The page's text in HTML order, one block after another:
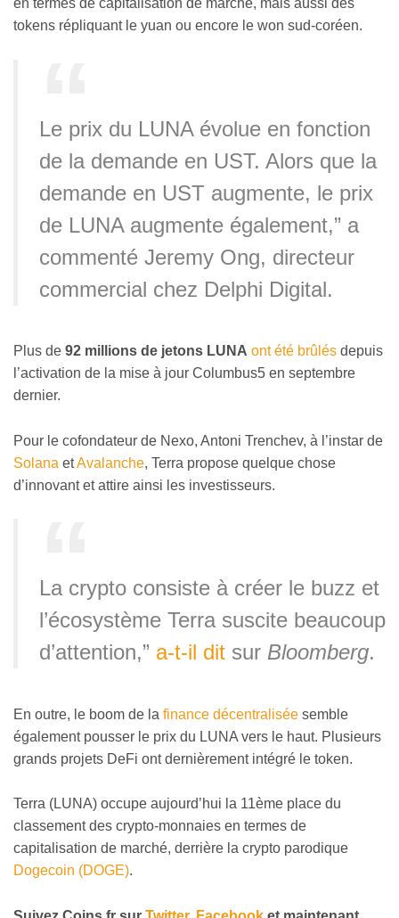
en termes de capitalisation de marché, mais aussi des
tokens répliquant le yuan ou encore le won sud-coréen.
Le prix du LUNA évolue en fonction
de la demande en UST. Alors que la
demande en UST augmente, le prix
de LUNA augmente également,” a
commenté Jeremy Ong, directeur
commercial chez Delphi Digital.
Plus de 92 millions de jetons LUNA ont été brûlés depuis
l’activation de la mise à jour Columbus5 en septembre
dernier.
Pour le cofondateur de Nexo, Antoni Trenchev, à l’instar de
Solana etAvalanche, Terra propose quelque chose
d’innovant et attire ainsi les investisseurs.
La crypto consiste à créer le buzz et
l’écosystème Terra suscite beaucoup
d’attention,” a-t-il dit sur Bloomberg.
En outre, le boom de la finance décentralisée semble
également pousser le prix du LUNA vers le haut. Plusieurs
grands projets DeFi ont dernièrement intégré le token.
Terra (LUNA) occupe aujourd’hui la 11ème place du
classement des crypto-monnaies en termes de
capitalisation de marché, derrière la crypto parodique
Dogecoin (DOGE).